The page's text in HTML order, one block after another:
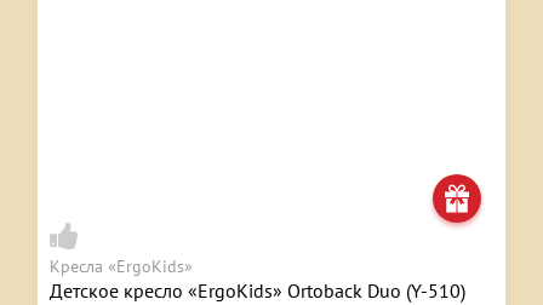
Кресла «ErgoKids»
Детское кресло «ErgoKids» Ortoback Duo (Y-510)